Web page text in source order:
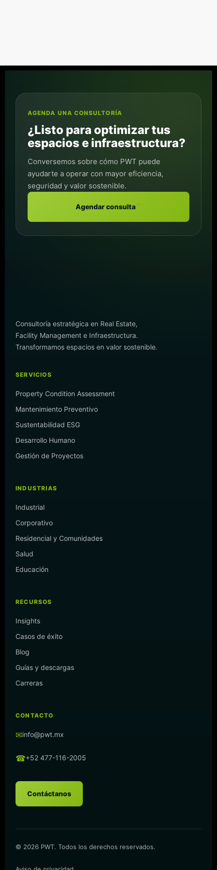
AGENDA UNA CONSULTORÍA
¿Listo para optimizar tus
espacios e infraestructura?
Conversemos sobre cómo PWT puede
ayudarte a operar con mayor eficiencia,
seguridad y valor sostenible.
Agendar consulta
Consultoría estratégica en Real Estate,
Facility Management e Infraestructura.
Transformamos espacios en valor sostenible.
SERVICIOS
Property Condition Assessment
Mantenimiento Preventivo
Sustentabilidad ESG
Desarrollo Humano
Gestión de Proyectos
INDUSTRIAS
Industrial
Corporativo
Residencial y Comunidades
Salud
Educación
RECURSOS
Insights
Casos de éxito
Blog
Guías y descargas
Carreras
CONTACTO
✉info@pwt.mx
☎+52 477-116-2005
Contáctanos
© 2026 PWT. Todos los derechos reservados.